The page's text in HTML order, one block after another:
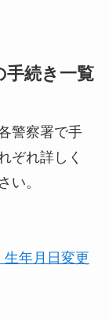
手続き一覧
警察署で手
ぞれ詳しく
い。
年月日変更